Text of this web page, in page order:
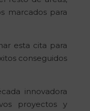
marcados para
esta cita para
conseguidos
innovadora
proyectos y